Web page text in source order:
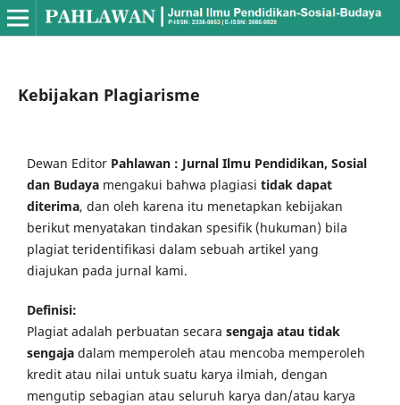
Kebijakan Plagiarisme
Dewan Editor Pahlawan : Jurnal Ilmu Pendidikan, Sosial
dan Budayamengakui bahwa plagiasi tidak dapat
diterima, dan oleh karena itu menetapkan kebijakan
berikut menyatakan tindakan spesifik (hukuman) bila
plagiat teridentifikasi dalam sebuah artikel yang
diajukan pada jurnal kami.
Definisi:
Plagiat adalah perbuatan secara sengaja atau tidak
sengajadalam memperoleh atau mencoba memperoleh
kredit atau nilai untuk suatu karya ilmiah, dengan
mengutip sebagian atau seluruh karya dan/atau karya